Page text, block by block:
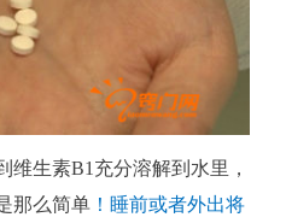
维生素B1充分溶解到水里，
那么简单 ！睡前或者外出将